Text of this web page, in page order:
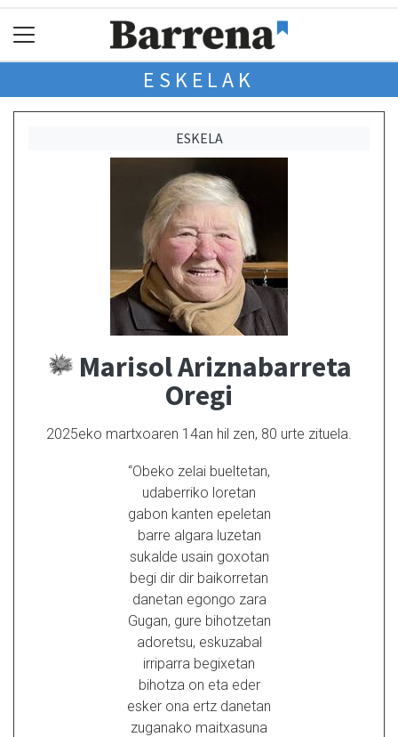
ESKELAK
ESKELA
Marisol Ariznabarreta
Oregi
2025eko martxoaren 14an hil zen, 80 urte zituela.
“Obeko zelai bueltetan,
udaberriko loretan
gabon kanten epeletan
barre algara luzetan
sukalde usain goxotan
begi dir dir baikorretan
danetan egongo zara
Gugan, gure bihotzetan
adoretsu, eskuzabal
irriparra begixetan
bihotza on eta eder
esker ona ertz danetan
zuganako maitxasuna